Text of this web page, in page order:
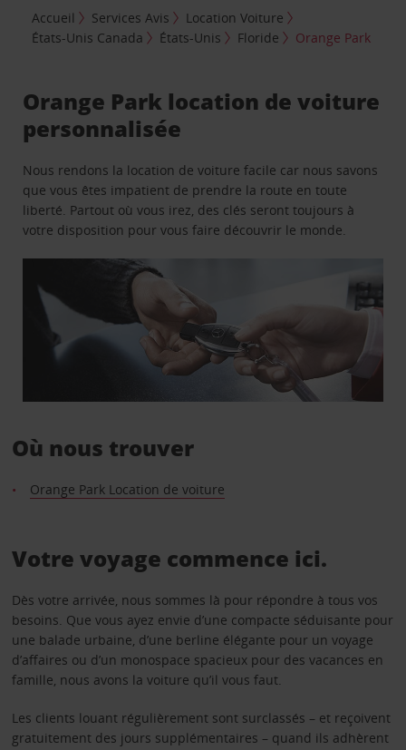
Accueil Services Avis
Location Voiture
États-Unis Canada
États-Unis Floride Orange Park
Orange Park location de voiture
personnalisée
Nous rendons la location de voiture facile car nous savons
que vous êtes impatient de prendre la route en toute
liberté. Partout où vous irez, des clés seront toujours à
votre disposition pour vous faire découvrir le monde.
Où nous trouver
Orange Park Location de voiture
Votre voyage commence ici.
Dès votre arrivée, nous sommes là pour répondre à tous vos
besoins. Que vous ayez envie d’une compacte séduisante pour
une balade urbaine, d’une berline élégante pour un voyage
d’affaires ou d’un monospace spacieux pour des vacances en
famille, nous avons la voiture qu’il vous faut.
Les clients louant régulièrement sont surclassés – et reçoivent
gratuitement des jours supplémentaires – quand ils adhèrent